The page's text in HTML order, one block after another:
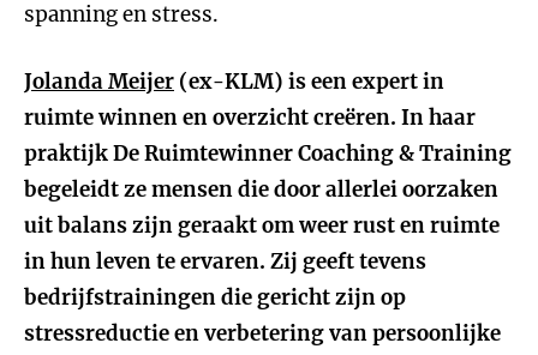
spanning en stress.
Jolanda Meijer (ex-KLM) is een expert in
ruimte winnen en overzicht creëren. In haar
praktijk De Ruimtewinner Coaching & Training
begeleidt ze mensen die door allerlei oorzaken
uit balans zijn geraakt om weer rust en ruimte
in hun leven te ervaren. Zij geeft tevens
bedrijfstrainingen die gericht zijn op
stressreductie en verbetering van persoonlijke